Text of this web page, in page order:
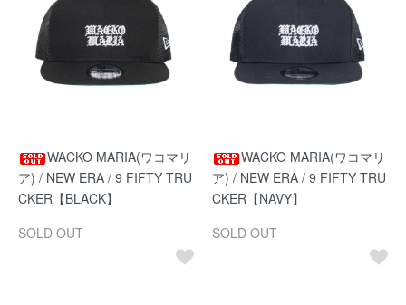
WACKO MARIA(ワコマリ
ア) / NEW ERA / 9 FIFTY TRU
CKER【BLACK】
SOLD OUT
WACKO MARIA(ワコマリ
ア) / NEW ERA / 9 FIFTY TRU
CKER【NAVY】
SOLD OUT